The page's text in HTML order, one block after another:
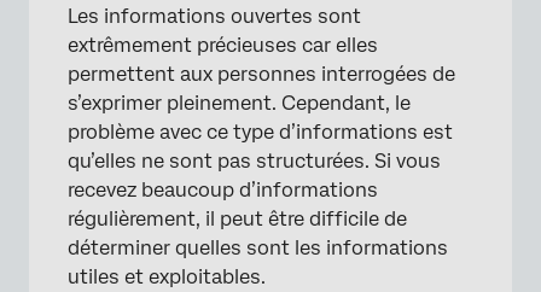
Emotion &amp ; Intensité émotionnelle
Ajout d’enrichissements
Où trouver des enrichissements
supplémentaires
Champs compatibles avec les
enrichissements de Text iQ
Les informations ouvertes sont
extrêmement précieuses car elles
permettent aux personnes interrogées de
s’exprimer pleinement. Cependant, le
problème avec ce type d’informations est
qu’elles ne sont pas structurées. Si vous
recevez beaucoup d’informations
régulièrement, il peut être difficile de
déterminer quelles sont les informations
utiles et exploitables.